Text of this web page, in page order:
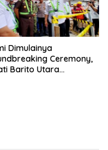
Dimulainya
Ceremony,
Barito Utara